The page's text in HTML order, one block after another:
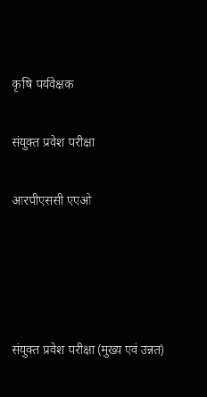
कृषि पर्यवेक्षक
संयुक्त प्रवेश परीक्षा
आरपीएससी एएओ
संयुक्त प्रवेश परीक्षा (मुख्य एवं उन्नत)